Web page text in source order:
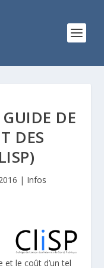
DE
DES
| Infos
et le coût d’un tel